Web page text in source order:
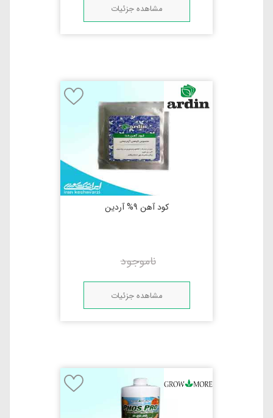
مشاهده جزئیات
کود آهن 9% آردین
ناموجود
مشاهده جزئیات